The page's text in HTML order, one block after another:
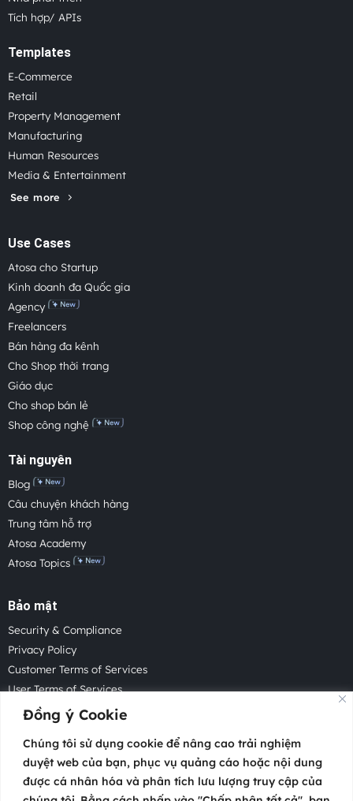
Đồng ý Cookie
Chúng tôi sử dụng cookie để nâng cao trải nghiệm
duyệt web của bạn, phục vụ quảng cáo hoặc nội dung
được cá nhân hóa và phân tích lưu lượng truy cập của
Tích hợp/ APIs
Templates
E-Commerce
Retail
Property Management
Manufacturing
Human Resources
Media & Entertainment
See more
Use Cases
Atosa cho Startup
Kinh doanh đa Quốc gia
Agency
Freelancers
Bán hàng đa kênh
Cho Shop thời trang
Giáo dục
Cho shop bán lẻ
Shop công nghệ
Tài nguyên
Blog
Câu chuyện khách hàng
Trung tâm hỗ trợ
Atosa Academy
Atosa Topics
Bảo mật
Security & Compliance
Privacy Policy
Customer Terms of Services
User Terms of Services
Acceptable Use Policy
Cookie Policy
Cookie Settings
Law Enforcement Request